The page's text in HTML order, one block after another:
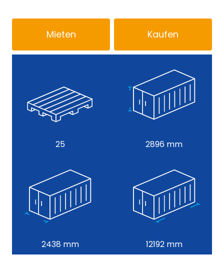
Mieten Kaufen
25 2896 mm
2438 mm 12192 mm